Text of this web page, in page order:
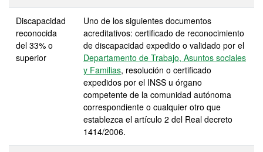
Discapacidad
reconocida
del 33% o
superior
Uno de los siguientes documentos
acreditativos: certificado de reconocimiento
de discapacidad expedido o validado por el
Departamento de Trabajo, Asuntos sociales
y Familias, resolución o certificado
expedidos por el INSS u órgano
competente de la comunidad autónoma
correspondiente o cualquier otro que
establezca el artículo 2 del Real decreto
1414/2006.